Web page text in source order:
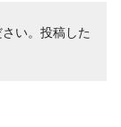
い。投稿した